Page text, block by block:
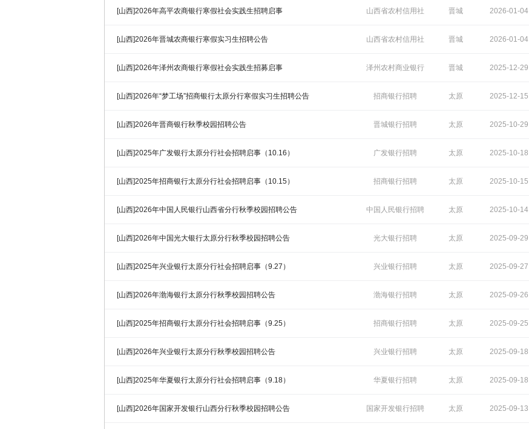
12:00:49
[山西]2026年高平农商银行寒假社会实践生招聘启事 山西省农村信用社
招聘
晋城 2026-01-04
10:20:04
[山西]2026年晋城农商银行寒假实习生招聘公告 山西省农村信用社
招聘
晋城 2026-01-04
10:15:26
[山西]2026年泽州农商银行寒假社会实践生招募启事 泽州农村商业银行
招聘
晋城 2025-12-29
10:03:50
[山西]2026年“梦工场”招商银行太原分行寒假实习生招聘公告 招商银行招聘 太原 2025-12-15
10:11:03
[山西]2026年晋商银行秋季校园招聘公告 晋城银行招聘 太原 2025-10-29
13:50:01
[山西]2025年广发银行太原分行社会招聘启事（10.16） 广发银行招聘 太原 2025-10-18
17:22:31
[山西]2025年招商银行太原分行社会招聘启事（10.15） 招商银行招聘 太原 2025-10-15
15:54:53
[山西]2026年中国人民银行山西省分行秋季校园招聘公告 中国人民银行招聘 太原 2025-10-14
16:31:36
[山西]2026年中国光大银行太原分行秋季校园招聘公告 光大银行招聘 太原 2025-09-29
11:32:09
[山西]2025年兴业银行太原分行社会招聘启事（9.27） 兴业银行招聘 太原 2025-09-27
11:52:20
[山西]2026年渤海银行太原分行秋季校园招聘公告 渤海银行招聘 太原 2025-09-26
18:07:56
[山西]2025年招商银行太原分行社会招聘启事（9.25） 招商银行招聘 太原 2025-09-25
16:05:55
[山西]2026年兴业银行太原分行秋季校园招聘公告 兴业银行招聘 太原 2025-09-18
19:00:53
[山西]2025年华夏银行太原分行社会招聘启事（9.18） 华夏银行招聘 太原 2025-09-18
16:04:16
[山西]2026年国家开发银行山西分行秋季校园招聘公告 国家开发银行招聘 太原 2025-09-13